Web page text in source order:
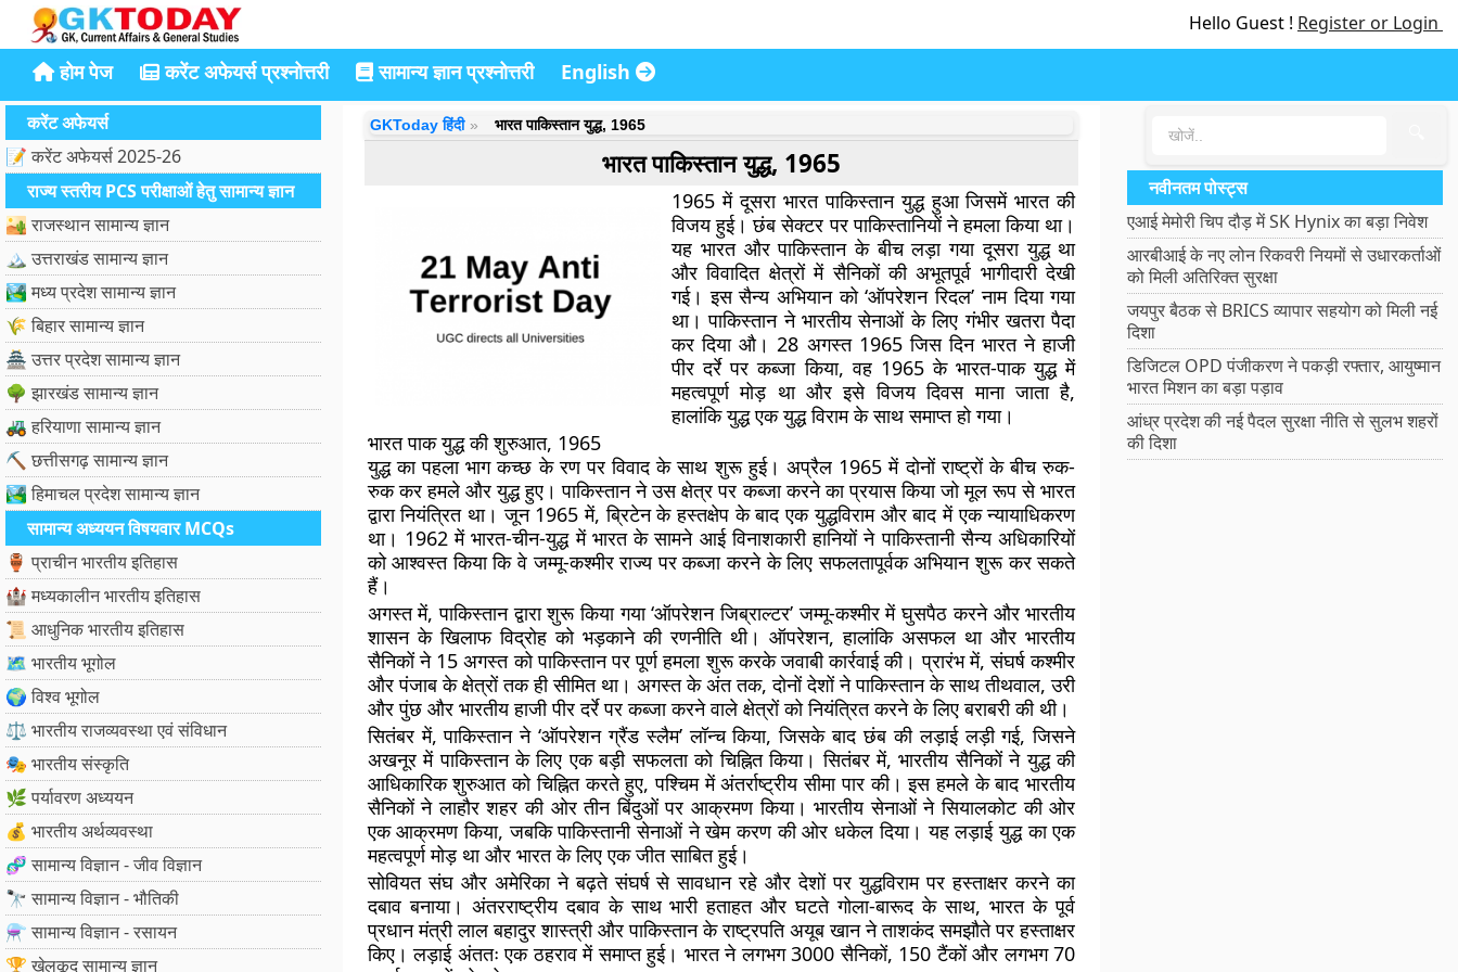
Hello Guest ! Register or Login
होम पेज करेंट अफेयर्स प्रश्नोत्तरी सामान्य ज्ञान प्रश्नोत्तरी English
करेंट अफेयर्स
📝 करेंट अफेयर्स 2025-26
राज्य स्तरीय PCS परीक्षाओं हेतु सामान्य ज्ञान
🏜️ राजस्थान सामान्य ज्ञान
🏔️ उत्तराखंड सामान्य ज्ञान
🏞️ मध्य प्रदेश सामान्य ज्ञान
🌾 बिहार सामान्य ज्ञान
🏯 उत्तर प्रदेश सामान्य ज्ञान
🌳 झारखंड सामान्य ज्ञान
🚜 हरियाणा सामान्य ज्ञान
⛏️ छत्तीसगढ़ सामान्य ज्ञान
🏞️ हिमाचल प्रदेश सामान्य ज्ञान
सामान्य अध्ययन विषयवार MCQs
🏺 प्राचीन भारतीय इतिहास
🏰 मध्यकालीन भारतीय इतिहास
📜 आधुनिक भारतीय इतिहास
🗺️ भारतीय भूगोल
🌍 विश्व भूगोल
⚖️ भारतीय राजव्यवस्था एवं संविधान
🎭 भारतीय संस्कृति
🌿 पर्यावरण अध्ययन
💰 भारतीय अर्थव्यवस्था
🧬 सामान्य विज्ञान - जीव विज्ञान
🔭 सामान्य विज्ञान - भौतिकी
⚗️ सामान्य विज्ञान - रसायन
🏆 खेलकूद सामान्य ज्ञान
GKToday हिंदी भारत पाकिस्तान युद्ध, 1965
भारत पाकिस्तान युद्ध, 1965
1965 में दूसरा भारत पाकिस्तान युद्ध हुआ जिसमें भारत की
विजय हुई। छंब सेक्टर पर पाकिस्तानियों ने हमला किया था।
यह भारत और पाकिस्तान के बीच लड़ा गया दूसरा युद्ध था
और विवादित क्षेत्रों में सैनिकों की अभूतपूर्व भागीदारी देखी
गई। इस सैन्य अभियान को ‘ऑपरेशन रिदल’ नाम दिया गया
था। पाकिस्तान ने भारतीय सेनाओं के लिए गंभीर खतरा पैदा
कर दिया औ। 28 अगस्त 1965 जिस दिन भारत ने हाजी
पीर दर्रे पर कब्जा किया, वह 1965 के भारत-पाक युद्ध में
महत्वपूर्ण मोड़ था और इसे विजय दिवस माना जाता है,
हालांकि युद्ध एक युद्ध विराम के साथ समाप्त हो गया।
भारत पाक युद्ध की शुरुआत, 1965
युद्ध का पहला भाग कच्छ के रण पर विवाद के साथ शुरू हुई। अप्रैल 1965 में दोनों राष्ट्रों के बीच रुक-
रुक कर हमले और युद्ध हुए। पाकिस्तान ने उस क्षेत्र पर कब्जा करने का प्रयास किया जो मूल रूप से भारत
द्वारा नियंत्रित था। जून 1965 में, ब्रिटेन के हस्तक्षेप के बाद एक युद्धविराम और बाद में एक न्यायाधिकरण
था। 1962 में भारत-चीन-युद्ध में भारत के सामने आई विनाशकारी हानियों ने पाकिस्तानी सैन्य अधिकारियों
को आश्वस्त किया कि वे जम्मू-कश्मीर राज्य पर कब्जा करने के लिए सफलतापूर्वक अभियान शुरू कर सकते
हैं।
अगस्त में, पाकिस्तान द्वारा शुरू किया गया ‘ऑपरेशन जिब्राल्टर’ जम्मू-कश्मीर में घुसपैठ करने और भारतीय
शासन के खिलाफ विद्रोह को भड़काने की रणनीति थी। ऑपरेशन, हालांकि असफल था और भारतीय
सैनिकों ने 15 अगस्त को पाकिस्तान पर पूर्ण हमला शुरू करके जवाबी कार्रवाई की। प्रारंभ में, संघर्ष कश्मीर
और पंजाब के क्षेत्रों तक ही सीमित था। अगस्त के अंत तक, दोनों देशों ने पाकिस्तान के साथ तीथवाल, उरी
और पुंछ और भारतीय हाजी पीर दर्रे पर कब्जा करने वाले क्षेत्रों को नियंत्रित करने के लिए बराबरी की थी।
सितंबर में, पाकिस्तान ने ‘ऑपरेशन ग्रैंड स्लैम’ लॉन्च किया, जिसके बाद छंब की लड़ाई लड़ी गई, जिसने
अखनूर में पाकिस्तान के लिए एक बड़ी सफलता को चिह्नित किया। सितंबर में, भारतीय सैनिकों ने युद्ध की
आधिकारिक शुरुआत को चिह्नित करते हुए, पश्चिम में अंतर्राष्ट्रीय सीमा पार की। इस हमले के बाद भारतीय
सैनिकों ने लाहौर शहर की ओर तीन बिंदुओं पर आक्रमण किया। भारतीय सेनाओं ने सियालकोट की ओर
एक आक्रमण किया, जबकि पाकिस्तानी सेनाओं ने खेम करण की ओर धकेल दिया। यह लड़ाई युद्ध का एक
महत्वपूर्ण मोड़ था और भारत के लिए एक जीत साबित हुई।
सोवियत संघ और अमेरिका ने बढ़ते संघर्ष से सावधान रहे और देशों पर युद्धविराम पर हस्ताक्षर करने का
दबाव बनाया। अंतरराष्ट्रीय दबाव के साथ भारी हताहत और घटते गोला-बारूद के साथ, भारत के पूर्व
प्रधान मंत्री लाल बहादुर शास्त्री और पाकिस्तान के राष्ट्रपति अयूब खान ने ताशकंद समझौते पर हस्ताक्षर
किए। लड़ाई अंततः एक ठहराव में समाप्त हुई। भारत ने लगभग 3000 सैनिकों, 150 टैंकों और लगभग 70
नवीनतम पोस्ट्स
एआई मेमोरी चिप दौड़ में SK Hynix का बड़ा निवेश
आरबीआई के नए लोन रिकवरी नियमों से उधारकर्ताओं
को मिली अतिरिक्त सुरक्षा
जयपुर बैठक से BRICS व्यापार सहयोग को मिली नई
दिशा
डिजिटल OPD पंजीकरण ने पकड़ी रफ्तार, आयुष्मान
भारत मिशन का बड़ा पड़ाव
आंध्र प्रदेश की नई पैदल सुरक्षा नीति से सुलभ शहरों
की दिशा